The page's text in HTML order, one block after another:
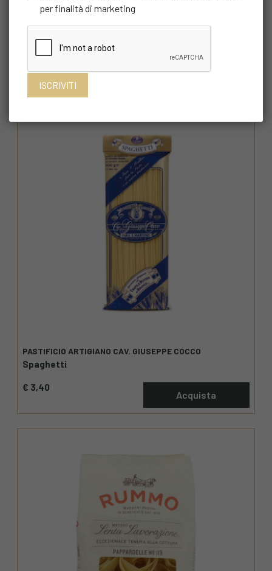
PASTIFICIO DUCATO D'AMALFI
Spaghettoni
Acquista
PASTIFICIO ARTIGIANO CAV. GIUSEPPE COCCO
Spaghetti
€ 3,40
Acquista
per finalità di marketing